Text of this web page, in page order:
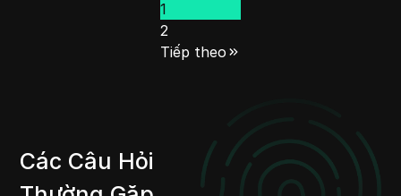
1
2
Tiếp theo
Các Câu Hỏi